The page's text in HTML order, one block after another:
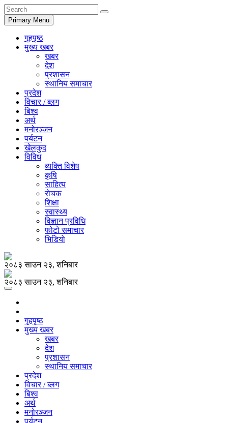
Primary Menu
गृहपृष्ठ
मुख्य खबर
खबर
देश
प्रशासन
स्थानिय समाचार
प्रदेश
विचार / ब्लग
बिश्व
अर्थ
मनोरञ्जन
पर्यटन
खेलकुद
विविध
व्यक्ति विशेष
कृषि
साहित्य
राेचक
शिक्षा
स्वास्थ्य
विज्ञान प्रविधि
फोटो समाचार
भिडियाे
२०८३ साउन २३, शनिबार
२०८३ साउन २३, शनिबार
गृहपृष्ठ
मुख्य खबर
खबर
देश
प्रशासन
स्थानिय समाचार
प्रदेश
विचार / ब्लग
बिश्व
अर्थ
मनोरञ्जन
पर्यटन